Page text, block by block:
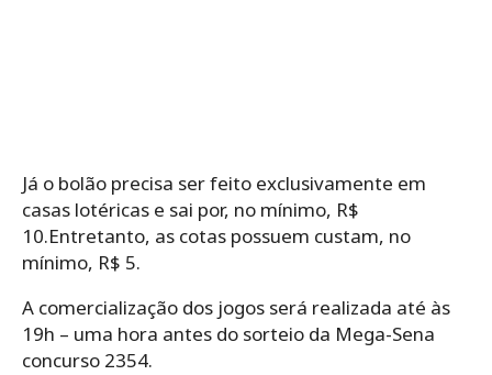
Já o bolão precisa ser feito exclusivamente em
casas lotéricas e sai por, no mínimo, R$
10.Entretanto, as cotas possuem custam, no
mínimo, R$ 5.
A comercialização dos jogos será realizada até às
19h – uma hora antes do sorteio da Mega-Sena
concurso 2354.